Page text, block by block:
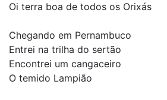
Oi terra boa de todos os Orixás
Chegando em Pernambuco
Entrei na trilha do sertão
Encontrei um cangaceiro
O temido Lampião